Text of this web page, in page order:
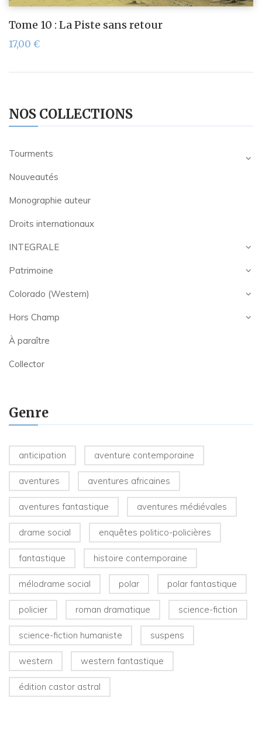
NOS COLLECTIONS
Tourments
Nouveautés
Monographie auteur
Droits internationaux
INTEGRALE
Patrimoine
Colorado (Western)
Hors Champ
À paraître
Collector
Genre
anticipation aventure contemporaine
aventures aventures africaines
aventures fantastique aventures médiévales
drame social enquêtes politico-policières
fantastique histoire contemporaine
mélodrame social polar polar fantastique
policier roman dramatique science-fiction
science-fiction humaniste suspens
western western fantastique
édition castor astral
Tome 10 : La Piste sans retour
17,00 €